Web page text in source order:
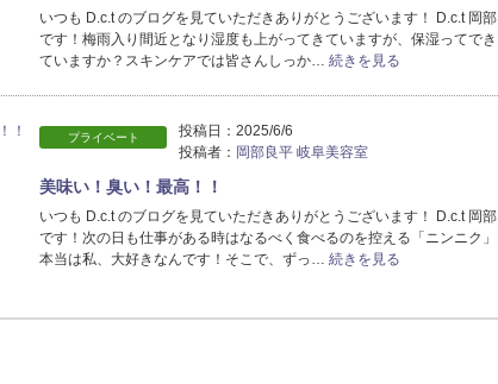
いつも D.c.t のブログを見ていただきありがとうございます！ D.c.t 岡部
です！梅雨入り間近となり湿度も上がってきていますが、保湿ってでき
ていますか？スキンケアでは皆さんしっか… 続きを見る
プライベート 投稿日： 2025/6/6
投稿者： 岡部良平 岐阜美容室
美味い！臭い！最高！！
いつも D.c.t のブログを見ていただきありがとうございます！ D.c.t 岡部
です！次の日も仕事がある時はなるべく食べるのを控える「ニンニク」
本当は私、大好きなんです！そこで、ずっ… 続きを見る